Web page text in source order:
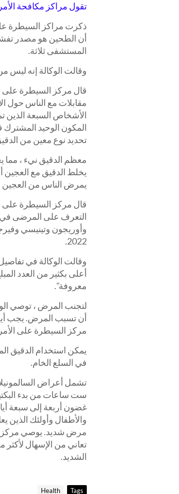
تقول مراكز مكافحة
ذكرت مراكز السيطرة
المستشفى ثلاثة.
وقالت الوكالة إنه ليس
قال مركز السيطرة على
مقابلات مع الناس حول
المكون الوحيد المشترك
تحديد نوع معين من
معظم الدقيق نيء ، مما
يخلط الدقيق مع العجين
يمرض الناس من العجين
قال مركز السيطرة على
التعرف على المرضى في
وأوريجون وتينيسي
2022.
وقالت الوكالة في
أعلى بكثير من العدد
معروفة".
لتجنب المرض ، توصي
أن تسبب المرض. يجب
مركز السيطرة على
يمكن استخدام الدقيق
في السلع الخام.
تشمل أعراض
ست ساعات من بدء
غضون أربعة إلى سبعة
والأطفال وأولئك
تعاني من الإسهال لأكثر
الشديد.
Tags
Health